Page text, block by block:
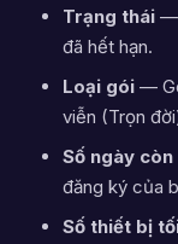
Trạng thái —
đã hết hạn.
Loại gói —
viễn (Trọn
Số ngày còn
đăng ký của
Số thiết bị